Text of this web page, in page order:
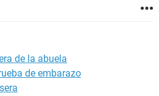
de la abuela
de embarazo